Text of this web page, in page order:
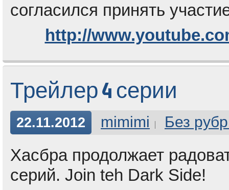
согласился принять
http://
Трейлер 4 серии
22.11.2012 mimimi Без
Хасбра продолжает
серий. Join teh Dark Side!